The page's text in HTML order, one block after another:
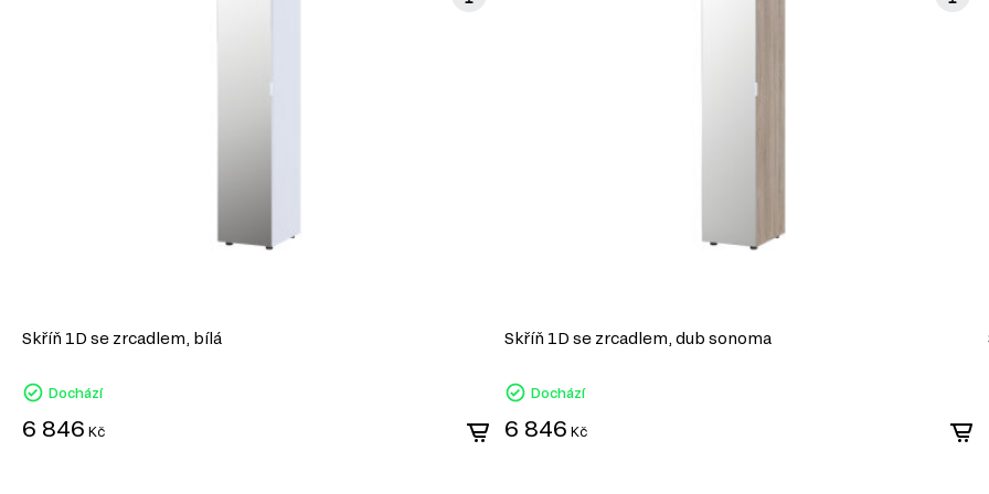
průmyslu. Vyrábí se lisováním dřevních
Různorodost designů: Umožňuje výrobu
Snadné zpracování: DTD lze snadno řezat a
Skříň 1D se zrcadlem, bílá
Dochází
6 846 Kč
Skříň 1D se zrcadlem, dub sonoma
Dochází
6 846 Kč